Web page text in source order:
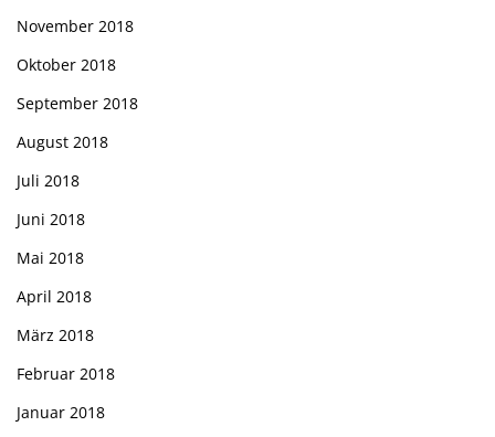
November 2018
Oktober 2018
September 2018
August 2018
Juli 2018
Juni 2018
Mai 2018
April 2018
März 2018
Februar 2018
Januar 2018